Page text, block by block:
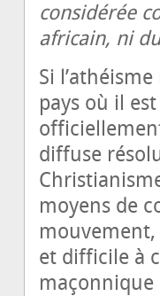
considérée
africain, ni
Si
pays où il
diffuse
moyens de
et difficile à